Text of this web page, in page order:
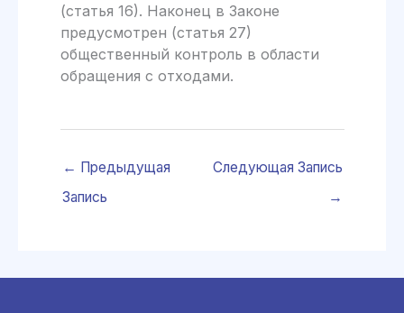
(статья 16). Наконец в Законе
предусмотрен (статья 27)
общественный контроль в области
обращения с отходами.
← Предыдущая
Запись
Следующая Запись
→